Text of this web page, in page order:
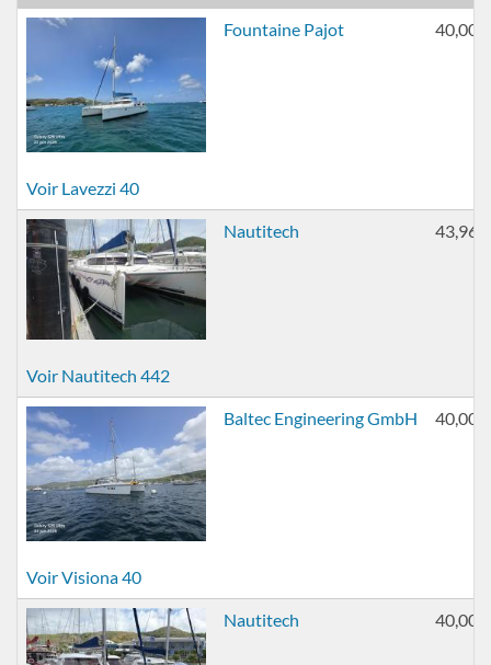
Voir Lavezzi 40
Fountaine Pajot 40,00
Voir Nautitech 442
Nautitech 43,96
Voir Visiona 40
Baltec Engineering GmbH 40,00
Nautitech 40,00